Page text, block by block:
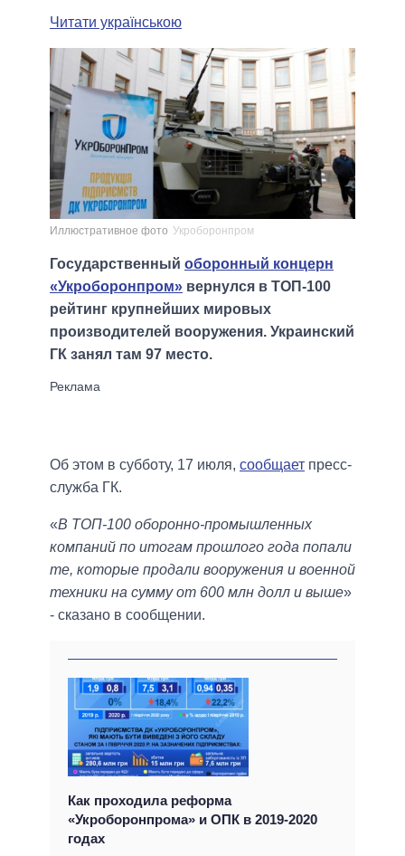
Читати українською
Иллюстративное фото Укроборонпром
Государственный оборонный концерн
«Укроборонпром» вернулся в ТОП-100
рейтинг крупнейших мировых
производителей вооружения. Украинский
ГК занял там 97 место.
Об этом в субботу, 17 июля, сообщает пресс-
служба ГК.
«В ТОП-100 оборонно-промышленных
компаний по итогам прошлого года попали
те, которые продали вооружения и военной
техники на сумму от 600 млн долл и выше»
- сказано в сообщении.
Как проходила реформа
«Укроборонпрома» и ОПК в 2019-2020
годах